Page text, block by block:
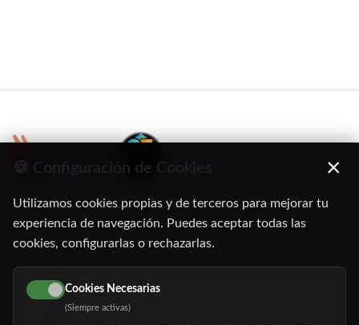
C/ Oruro, 11. 28016 Madrid
91 345 06 26
616 113 103
hola@mundomayor.com
🍪 Configuración de Cookies ×
Utilizamos cookies propias y de terceros para mejorar tu
experiencia de navegación. Puedes aceptar todas las
cookies, configurarlas o rechazarlas.
Cookies Necesarias
(Siempre activas)